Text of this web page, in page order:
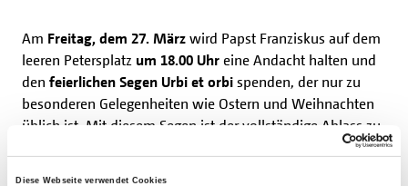
Diese Webseite verwendet Cookies
Am Freitag, dem 27. März wird Papst Franziskus auf dem
leeren Petersplatz um 18.00 Uhr eine Andacht halten und
den feierlichen Segen Urbi et orbi spenden, der nur zu
besonderen Gelegenheiten wie Ostern und Weihnachten
üblich ist. Mit diesem Segen ist der vollständige Ablass zu
erhalten, das bedeutet der Erlass von Sündenstrafen im